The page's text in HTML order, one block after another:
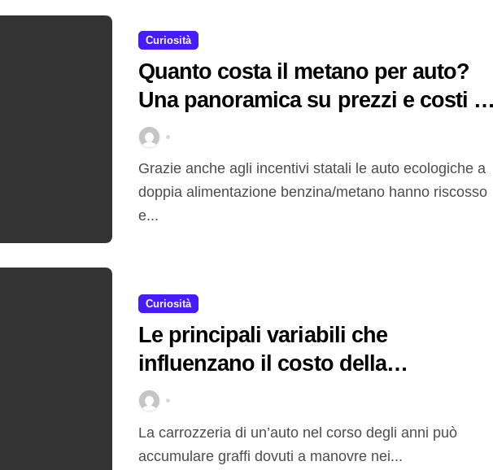
Curiosità
Quanto costa il metano per auto?
Una panoramica su prezzi e costi di
gestione di un impianto a gas
Grazie anche agli incentivi statali le auto ecologiche a
doppia alimentazione benzina/metano hanno riscosso
e...
Curiosità
Le principali variabili che
influenzano il costo della
verniciatura dell’auto
La carrozzeria di un’auto nel corso degli anni può
accumulare graffi dovuti a manovre nei...